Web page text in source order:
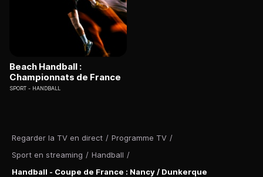
Regarder la TV en direct / Programme TV /
Sport en streaming / Handball /
Handball - Coupe de France : Nancy / Dunkerque
Beach Handball :
Championnats de France
SPORT HANDBALL